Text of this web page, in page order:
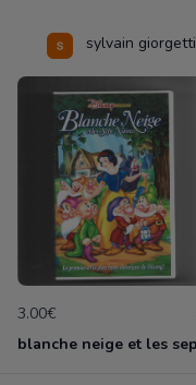
sylvain giorgetti
3.00€